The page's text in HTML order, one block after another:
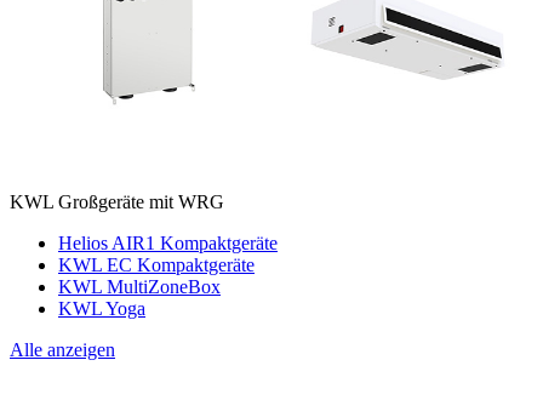
KWL Großgeräte mit WRG
Helios AIR1 Kompaktgeräte
KWL EC Kompaktgeräte
KWL MultiZoneBox
KWL Yoga
Alle anzeigen